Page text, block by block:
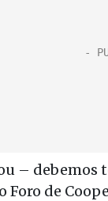
– debemos
de